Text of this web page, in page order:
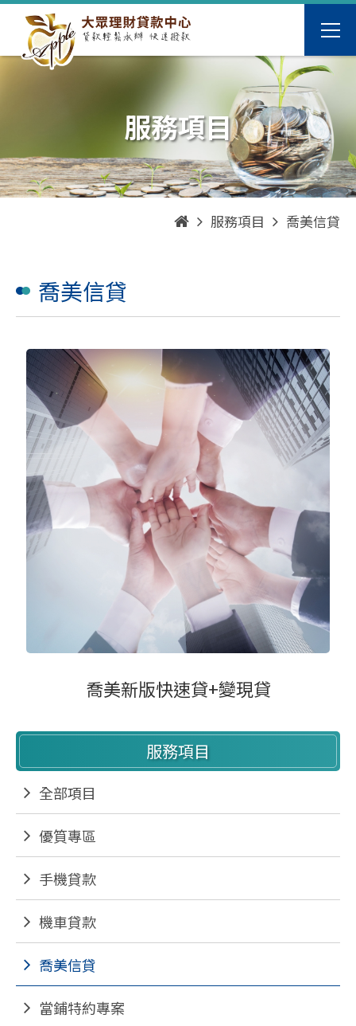
服務項目
服務項目 喬美信貸
服務項目
全部項目
優筫專區
手機貸款
機車貸款
喬美信貸
當鋪特約專案
喬美信貸
喬美新版快速貸+變現貸